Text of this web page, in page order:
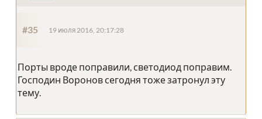
#35 19 июля 2016, 20:17:28
Порты вроде поправили, светодиод поправим.
Господин Воронов сегодня тоже затронул эту
тему.